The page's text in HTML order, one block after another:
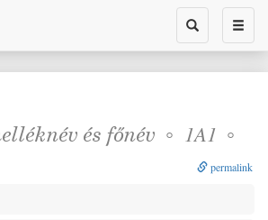
Toggle
search
és főnév ◦ 1A1 ◦
permalink